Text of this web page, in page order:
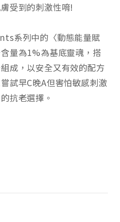
受到的刺激性唷!
系列中的〈動態能量賦
量為1%為基底靈魂，搭
成，以安全又有效的配方
試早C晚A但害怕敏感刺激
抗老選擇。